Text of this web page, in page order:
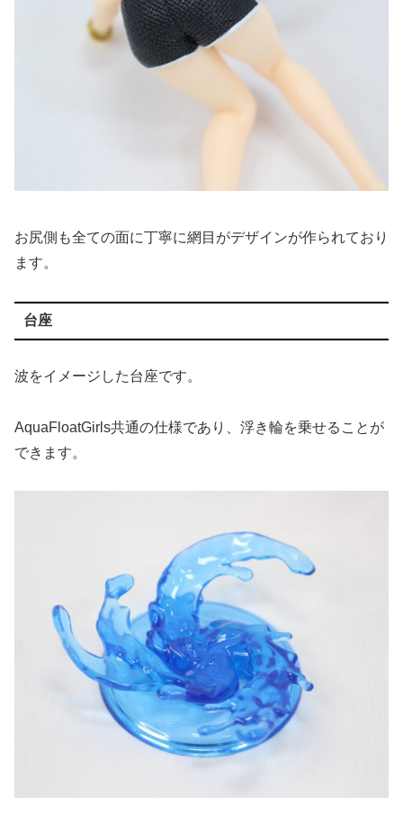
お尻側も全ての面に丁寧に網目がデザインが作られており
ます。
台座
波をイメージした台座です。
AquaFloatGirls共通の仕様であり、浮き輪を乗せることが
できます。